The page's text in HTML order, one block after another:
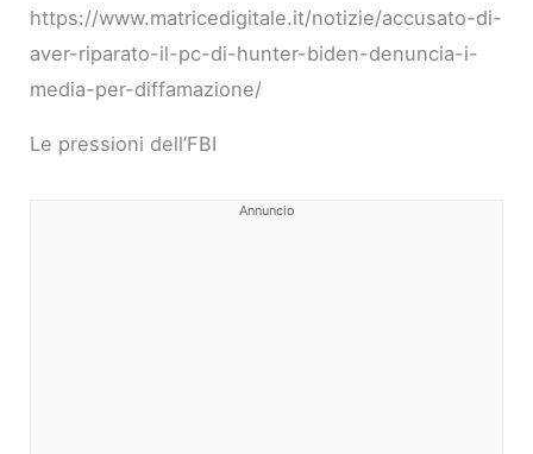
https://www.matricedigitale.it/notizie/accusato-di-
aver-riparato-il-pc-di-hunter-biden-denuncia-i-
media-per-diffamazione/
Le pressioni dell’FBI
Annuncio